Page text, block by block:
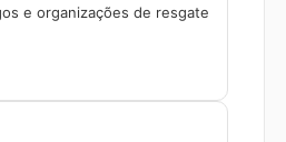
e organizações de resgate